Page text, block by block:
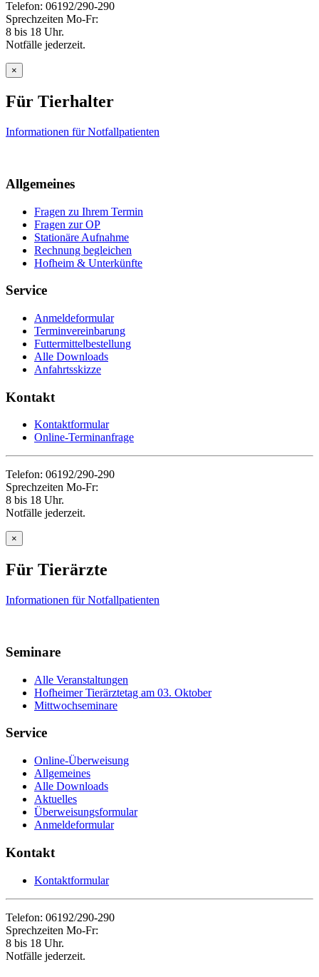
Telefon: 06192/290-290
Sprechzeiten Mo-Fr:
8 bis 18 Uhr.
Notfälle jederzeit.
×
Für Tierhalter
Informationen für Notfallpatienten
Allgemeines
Fragen zu Ihrem Termin
Fragen zur OP
Stationäre Aufnahme
Rechnung begleichen
Hofheim & Unterkünfte
Service
Anmeldeformular
Terminvereinbarung
Futtermittelbestellung
Alle Downloads
Anfahrtsskizze
Kontakt
Kontaktformular
Online-Terminanfrage
Telefon: 06192/290-290
Sprechzeiten Mo-Fr:
8 bis 18 Uhr.
Notfälle jederzeit.
×
Für Tierärzte
Informationen für Notfallpatienten
Seminare
Alle Veranstaltungen
Hofheimer Tierärztetag am 03. Oktober
Mittwochseminare
Service
Online-Überweisung
Allgemeines
Alle Downloads
Aktuelles
Überweisungsformular
Anmeldeformular
Kontakt
Kontaktformular
Telefon: 06192/290-290
Sprechzeiten Mo-Fr:
8 bis 18 Uhr.
Notfälle jederzeit.